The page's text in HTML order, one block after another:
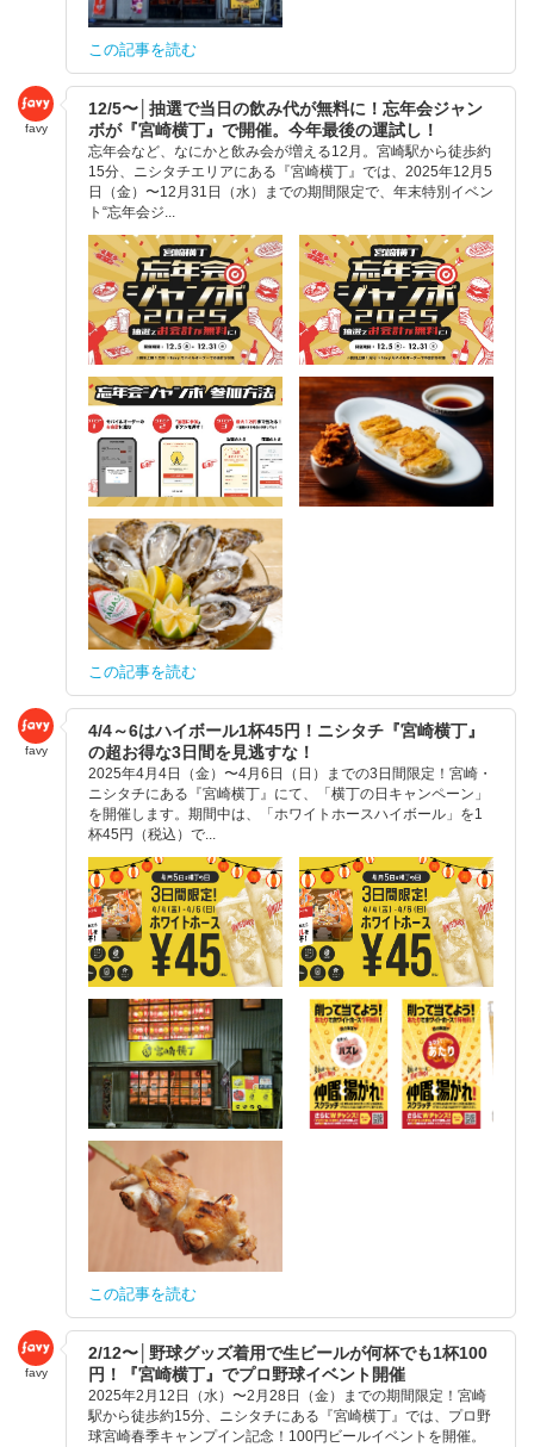
この記事を読む
favy
12/5〜│抽選で当日の飲み代が無料に！忘年会ジャン
ボが『宮崎横丁』で開催。今年最後の運試し！
忘年会など、なにかと飲み会が増える12月。宮崎駅から徒歩約
15分、ニシタチエリアにある『宮崎横丁』では、2025年12月5
日（金）〜12月31日（水）までの期間限定で、年末特別イベン
ト“忘年会ジ...
この記事を読む
favy
4/4～6はハイボール1杯45円！ニシタチ『宮崎横丁』
の超お得な3日間を見逃すな！
2025年4月4日（金）〜4月6日（日）までの3日間限定！宮崎・
ニシタチにある『宮崎横丁』にて、「横丁の日キャンペーン」
を開催します。期間中は、「ホワイトホースハイボール」を1
杯45円（税込）で...
この記事を読む
favy
2/12〜│野球グッズ着用で生ビールが何杯でも1杯100
円！『宮崎横丁』でプロ野球イベント開催
2025年2月12日（水）〜2月28日（金）までの期間限定！宮崎
駅から徒歩約15分、ニシタチにある『宮崎横丁』では、プロ野
球宮崎春季キャンプイン記念！100円ビールイベントを開催。